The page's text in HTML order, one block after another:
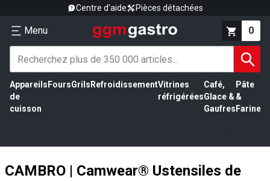
Centre d'aide Pièces détachées
Menu 0
Appareils
de
cuisson
FoursGrils RefroidissementVitrines
réfrigérées
Café,
Glace &
Gaufres
Pâte
&
Farine
CAMBRO | Camwear® Ustensiles de